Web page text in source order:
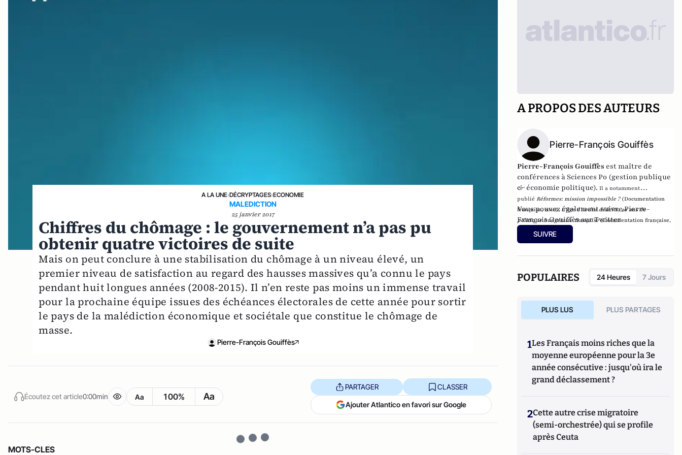
A LA UNE›DÉCRYPTAGES›ECONOMIE
MALEDICTION
25 janvier 2017
Chiffres du chômage : le gouvernement n’a pas pu
obtenir quatre victoires de suite
Mais on peut conclure à une stabilisation du chômage à un niveau élevé, un
premier niveau de satisfaction au regard des hausses massives qu’a connu le pays
pendant huit longues années (2008-2015). Il n’en reste pas moins un immense travail
pour la prochaine équipe issues des échéances électorales de cette année pour sortir
le pays de la malédiction économique et sociétale que constitue le chômage de
masse.
Pierre-François Gouiffès
Écoutez cet article0:00min Aa 100% Aa
PARTAGER CLASSER
Ajouter Atlantico en favori sur Google
MOTS-CLES
A PROPOS DES AUTEURS
Pierre-François Gouiffès
Pierre-François Gouiffès est maître de
conférences à Sciences Po (gestion publique
& économie politique).Il a notamment
publiéRéformes: mission impossible ?(Documentation
française, 2010), L’âge d’or des déficits, 40 ans de
politique budgétaire française (Documentation française,
et récemment
2017).Il tient un blog sur
Vous pouvez également suivre Pierre-
François Gouiffès surTwitter
SUIVRE
POPULAIRES 24 Heures 7 Jours
PLUS LUS PLUS PARTAGES
1Les Français moins riches que la
moyenne européenne pour la 3e
année consécutive : jusqu'où ira le
grand déclassement ?
2Cette autre crise migratoire
(semi-orchestrée) qui se profile
après Ceuta